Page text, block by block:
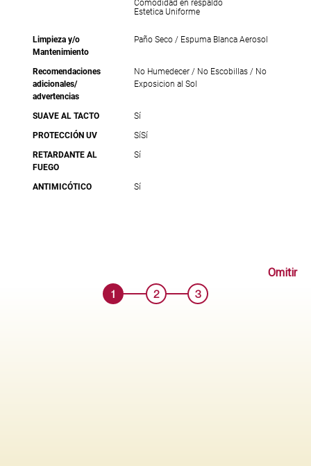
Comodidad en respaldo
Estetica Uniforme
Limpieza y/o
Mantenimiento
Paño Seco / Espuma Blanca Aerosol
Recomendaciones
adicionales/
advertencias
No Humedecer / No Escobillas / No
Exposicion al Sol
SUAVE AL TACTO
Sí
PROTECCIÓN UV
SíSí
RETARDANTE AL
FUEGO
Sí
ANTIMICÓTICO Sí